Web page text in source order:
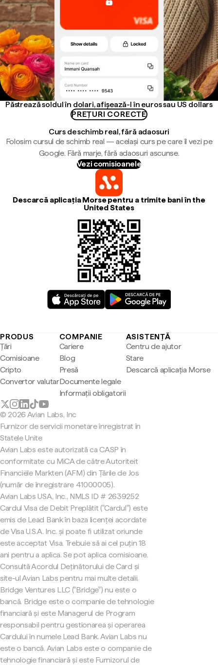
Păstrează soldul în dolari, afișează-l în euros sau US dollars
PREȚURI CORECTE
Curs de schimb real, fără adaosuri
Folosim cursul de schimb real — același curs pe care îl vezi pe
Google. Fără marje, fără adaosuri ascunse.
Vezi comisioanele
Descarcă aplicația Morse pentru a trimite bani în the
United States
PRODUS
Țări
Comisioane
Cripto
Convertor valutar
COMPANIE
Cariere
Blog
Presă
Documente legale
Informații obligatorii
ASISTENȚĂ
Centru de ajutor
Stare
Descarcă aplicația Morse
© 2026 Avian Labs, Inc
Furnizor de servicii monetare înregistrat în
Statele Unite
Avian Labs este autorizată ca CASP în
conformitate cu MiCA de către Autoriteit
Financiële Markten (AFM) din Țările de Jos
(număr de înregistrare 41000005).
Avian Labs USA, Inc., NMLS ID # 2639252
Cardul Visa de Debit Preplătit ("Cardul") este
emis de Lead Bank în baza licenței acordate
de Visa U.S.A. Inc. și poate fi utilizat oriunde
este acceptat Visa. Trebuie să ai cel puțin 18
ani pentru a aplica. Se pot aplica comisioane.
Consultă Acordul Deținătorului de Card și
site-ul Avian Labs pentru mai multe detalii.
Bridge Ventures LLC ("Bridge") nu este o
bancă. Bridge este o companie de tehnologie
financiară și este Managerul de Program
responsabil pentru gestionarea și operarea
Cardului în numele Lead Bank. Avian Labs nu
este o bancă. Avian Labs este o companie de
tehnologie financiară și este Furnizorul de